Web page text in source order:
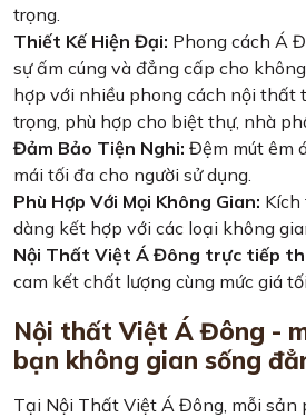
trọng.
Thiết Kế Hiện Đại: Phong cách Á
sự ấm cúng và đẳng cấp cho
hợp với nhiều phong cách nội thất
trọng, phù hợp cho biệt thự, nhà
Đảm Bảo Tiện Nghi: Đệm mút êm
mái tối đa cho người sử dụng.
Phù Hợp Với Mọi Không Gian: Kích
dàng kết hợp với các loại không
Nội Thất Việt Á Đông trực tiếp
cam kết chất lượng cùng mức giá
Nội thất Việt Á Đông -
bạn không gian sống
Tại Nội Thất Việt Á Đông, mỗi sản